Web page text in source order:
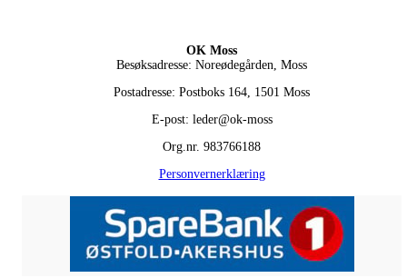
OK Moss
Besøksadresse: Noreødegården, Moss
Postadresse: Postboks 164, 1501 Moss
E-post: leder@ok-moss
Org.nr. 983766188
Personvernerklæring